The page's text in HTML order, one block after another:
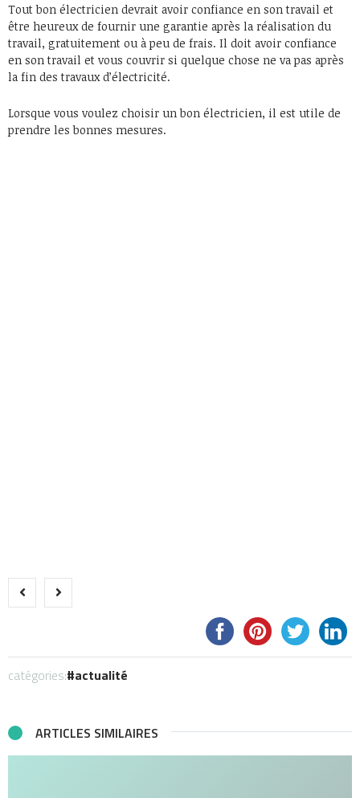
Tout bon électricien devrait avoir confiance en son travail et
être heureux de fournir une garantie après la réalisation du
travail, gratuitement ou à peu de frais. Il doit avoir confiance
en son travail et vous couvrir si quelque chose ne va pas après
la fin des travaux d’électricité.
Lorsque vous voulez choisir un bon électricien, il est utile de
prendre les bonnes mesures.
catégories: actualité
ARTICLES SIMILAIRES